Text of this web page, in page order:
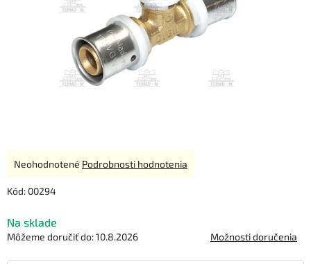
Kód: 00294
Na sklade
Môžeme doručiť do:10.8.2026 Možnosti doručenia
Priemerné
produktu
z
5
Neohodnotené Podrobnosti hodnotenia